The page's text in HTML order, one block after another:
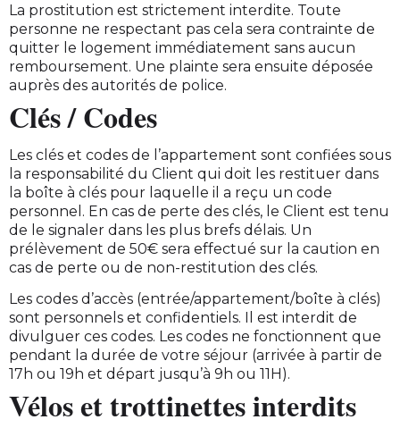
La prostitution est strictement interdite. Toute
personne ne respectant pas cela sera contrainte de
quitter le logement immédiatement sans aucun
remboursement. Une plainte sera ensuite déposée
auprès des autorités de police.
Clés / Codes
Les clés et codes de l’appartement sont confiées sous
la responsabilité du Client qui doit les restituer dans
la boîte à clés pour laquelle il a reçu un code
personnel. En cas de perte des clés, le Client est tenu
de le signaler dans les plus brefs délais. Un
prélèvement de 50€ sera effectué sur la caution en
cas de perte ou de non-restitution des clés.
Les codes d’accès (entrée/appartement/boîte à clés)
sont personnels et confidentiels. Il est interdit de
divulguer ces codes. Les codes ne fonctionnent que
pendant la durée de votre séjour (arrivée à partir de
17h ou 19h et départ jusqu’à 9h ou 11H).
Vélos et trottinettes interdits